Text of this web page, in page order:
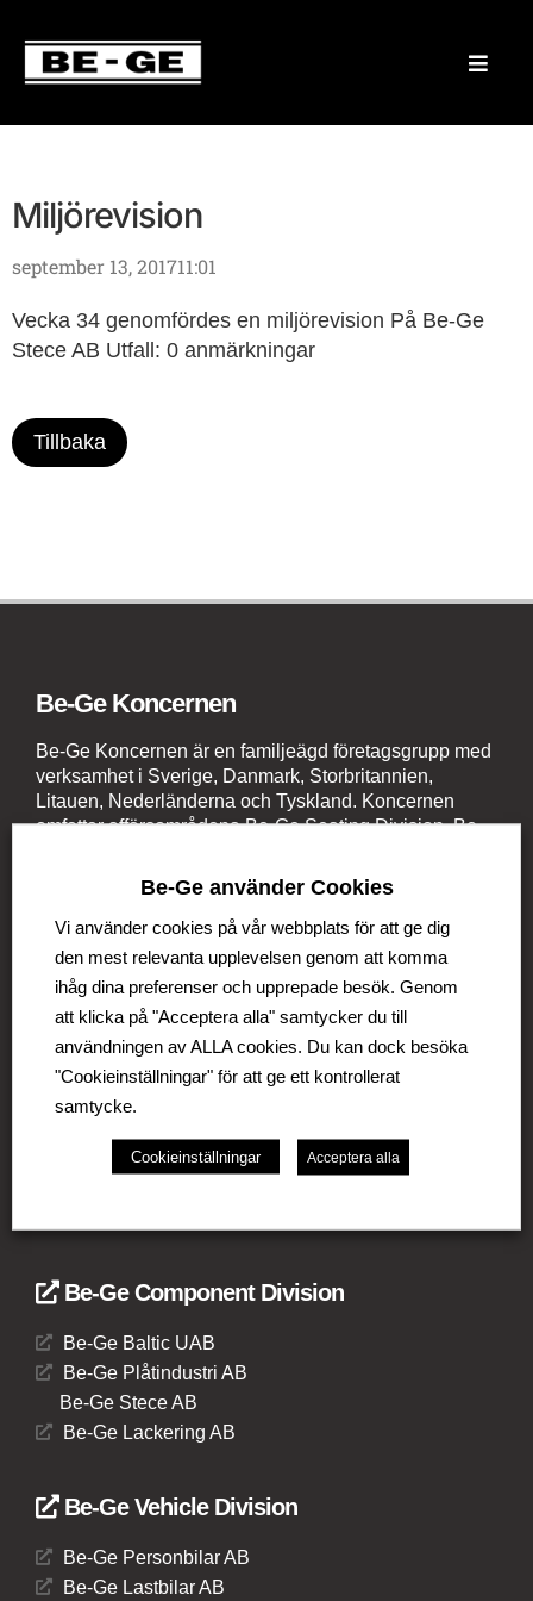
Miljörevision
september 13, 201711:01
Vecka 34 genomfördes en miljörevision På Be-Ge
Stece AB Utfall: 0 anmärkningar
Tillbaka
Be-Ge Koncernen
Be-Ge Koncernen är en familjeägd företagsgrupp med
verksamhet i Sverige, Danmark, Storbritannien,
Litauen, Nederländerna och Tyskland. Koncernen
omfattar affärsområdena Be-Ge Seating Division, Be-
Be-Ge Seating Division
Be-Ge Seating AB
Be-Ge Seating A/S
Be-Ge Seating UK Ltd
Be-Ge Component Division
Be-Ge Baltic UAB
Be-Ge Plåtindustri AB
Be-Ge Stece AB
Be-Ge Lackering AB
Be-Ge Vehicle Division
Be-Ge Personbilar AB
Be-Ge Lastbilar AB
Be-Ge använder Cookies
Vi använder cookies på vår webbplats för att ge dig
den mest relevanta upplevelsen genom att komma
ihåg dina preferenser och upprepade besök. Genom
att klicka på "Acceptera alla" samtycker du till
användningen av ALLA cookies. Du kan dock besöka
"Cookieinställningar" för att ge ett kontrollerat
samtycke.
Cookieinställningar Acceptera alla